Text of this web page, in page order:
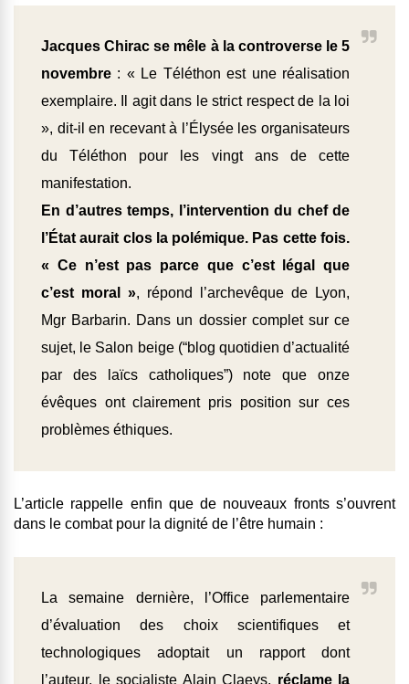
Jacques Chirac se mêle à la controverse le 5
novembre : « Le Téléthon est une réalisation
exemplaire. Il agit dans le strict respect de la loi
», dit-il en recevant à l’Élysée les organisateurs
du Téléthon pour les vingt ans de cette
manifestation.
En d’autres temps, l’intervention du chef de
l’État aurait clos la polémique. Pas cette fois.
« Ce n’est pas parce que c’est légal que
c’est moral », répond l’archevêque de Lyon,
Mgr Barbarin. Dans un dossier complet sur ce
sujet, le Salon beige (“blog quotidien d’actualité
par des laïcs catholiques”) note que onze
évêques ont clairement pris position sur ces
problèmes éthiques.
L’article rappelle enfin que de nouveaux fronts s’ouvrent
dans le combat pour la dignité de l’être humain :
La semaine dernière, l’Office parlementaire
d’évaluation des choix scientifiques et
technologiques adoptait un rapport dont
l’auteur, le socialiste Alain Claeys, réclame la